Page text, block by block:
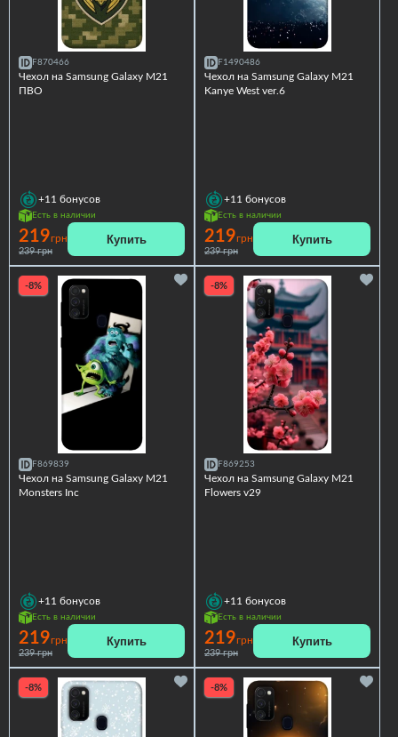
F870466
Чехол на Samsung Galaxy M21
ПВО
+11 бонусов
Есть в наличии
219грн
239 грн
Купить
F1490486
Чехол на Samsung Galaxy M21
Kanye West ver.6
+11 бонусов
Есть в наличии
219грн
239 грн
Купить
-8%
F869839
Чехол на Samsung Galaxy M21
Monsters Inc
+11 бонусов
Есть в наличии
219грн
239 грн
Купить
-8%
F869253
Чехол на Samsung Galaxy M21
Flowers v29
+11 бонусов
Есть в наличии
219грн
239 грн
Купить
-8% -8%